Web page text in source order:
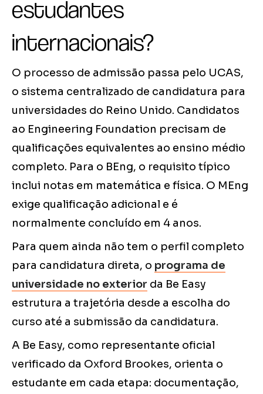
estudantes
internacionais?
O processo de admissão passa pelo UCAS,
o sistema centralizado de candidatura para
universidades do Reino Unido. Candidatos
ao Engineering Foundation precisam de
qualificações equivalentes ao ensino médio
completo. Para o BEng, o requisito típico
inclui notas em matemática e física. O MEng
exige qualificação adicional e é
normalmente concluído em 4 anos.
Para quem ainda não tem o perfil completo
para candidatura direta, o programa de
universidade no exterior da Be Easy
estrutura a trajetória desde a escolha do
curso até a submissão da candidatura.
A Be Easy, como representante oficial
verificado da Oxford Brookes, orienta o
estudante em cada etapa: documentação,